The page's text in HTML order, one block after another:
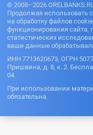
© 2008–2026
Продолжая использовать
на обработку файлов
функционирования сайта,
статистических
ваши данные
ИНН 7713620673, ОГРН
Пришвина, д. 8, к. 2.
04.
При использовании
обязательна.